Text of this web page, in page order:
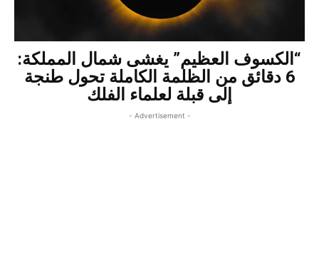
“الكسوف العظيم” يغشى شمال المملكة:
6 دقائق من الظلمة الكاملة تحول طنجة
إلى قبلة لعلماء الفلك
- Advertisement -